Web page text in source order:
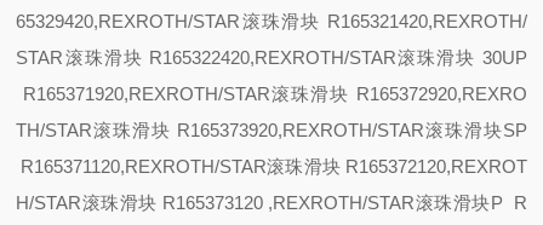
65329420,REXROTH/STAR滚珠滑块 R165321420,REXROTH/
STAR滚珠滑块 R165322420,REXROTH/STAR滚珠滑块 30UP
R165371920,REXROTH/STAR滚珠滑块 R165372920,REXRO
TH/STAR滚珠滑块 R165373920,REXROTH/STAR滚珠滑块SP
R165371120,REXROTH/STAR滚珠滑块 R165372120,REXROT
H/STAR滚珠滑块 R165373120 ,REXROTH/STAR滚珠滑块P R